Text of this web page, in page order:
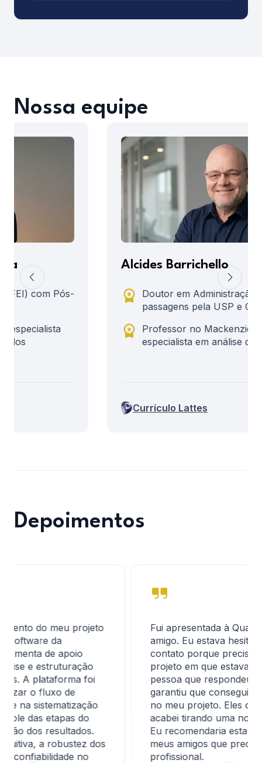
Nossa equipe
Alcides Barrichello
workspace_premium Doutor em Administração (FEI) com
passagens pela USP e Canadá.
workspace_premium Professor no Mackenzie e FGV,
especialista em análise quantitativa.
Depoimentos
Fui apresentada à Quanti Quali por um
amigo. Eu estava hesitante, mas entrei em
contato porque precisava de apoio com um
projeto em que estava trabalhando. A
pessoa que respondeu foi profissional e me
garantiu que conseguiriam me dar suporte
no meu projeto. Eles cumpriram o prazo e
acabei tirando uma nota incrível no projeto.
Eu recomendaria esta empresa a todos os
meus amigos que precisam de apoio
profissional.